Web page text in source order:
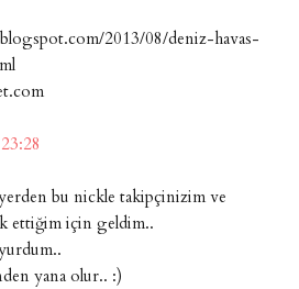
2013/08/deniz-havas-
bu nickle takipçinizim ve
ettiğim için geldim..
yana olur.. :)